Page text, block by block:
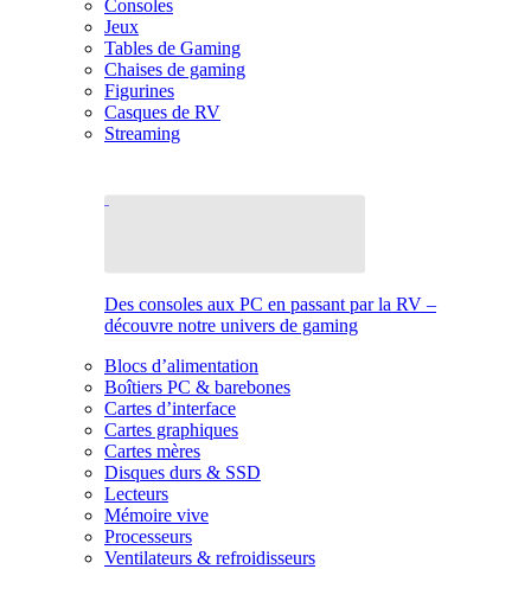
Consoles
Jeux
Tables de Gaming
Chaises de gaming
Figurines
Casques de RV
Streaming
Des consoles aux PC en passant par la RV –
découvre notre univers de gaming
Blocs d’alimentation
Boîtiers PC & barebones
Cartes d’interface
Cartes graphiques
Cartes mères
Disques durs & SSD
Lecteurs
Mémoire vive
Processeurs
Ventilateurs & refroidisseurs